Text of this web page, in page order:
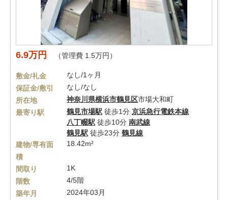
6.9万円 （管理費 1.5万円）
敷金/礼金
なし/1ヶ月
保証金/敷引
なし/なし
所在地
神奈川県横浜市鶴見区市場大和町
最寄り駅
鶴見市場駅 徒歩1分 京浜急行電鉄本線
八丁畷駅 徒歩10分 南武線
鶴見駅 徒歩23分 鶴見線
建物/専有面
積
18.42m²
間取り
1K
階数
4/5階
築年月
2024年03月